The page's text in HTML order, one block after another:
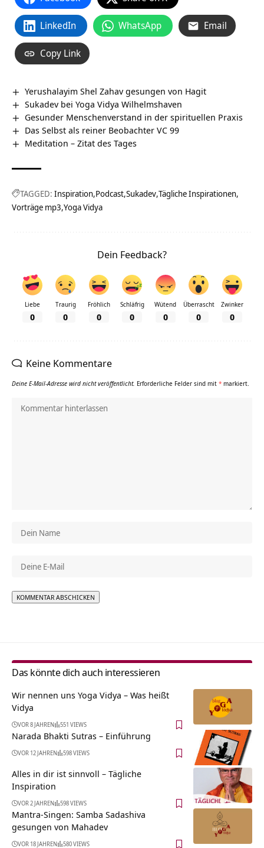
LinkedIn WhatsApp Email
Copy Link
Yerushalayim Shel Zahav gesungen von Hagit
Sukadev bei Yoga Vidya Wilhelmshaven
Gesunder Menschenverstand in der spirituellen Praxis
Das Selbst als reiner Beobachter VC 99
Meditation – Zitat des Tages
TAGGED: Inspiration Podcast Sukadev Tägliche Inspirationen
Vorträge mp3 Yoga Vidya
Dein Feedback?
Liebe
0
Traurig
0
Fröhlich
0
Schläfrig
0
Wütend
0
Überrascht
0
Zwinker
0
Keine Kommentare
Deine E-Mail-Adresse wird nicht veröffentlicht. Erforderliche Felder sind mit * markiert.
Das könnte dich auch interessieren
Wir nennen uns Yoga Vidya – Was heißt
Vidya
VOR 8 JAHREN 551 VIEWS
Narada Bhakti Sutras – Einführung
VOR 12 JAHREN 598 VIEWS
Alles in dir ist sinnvoll – Tägliche
Inspiration
VOR 2 JAHREN 598 VIEWS
Mantra-Singen: Samba Sadashiva
gesungen von Mahadev
VOR 18 JAHREN 580 VIEWS